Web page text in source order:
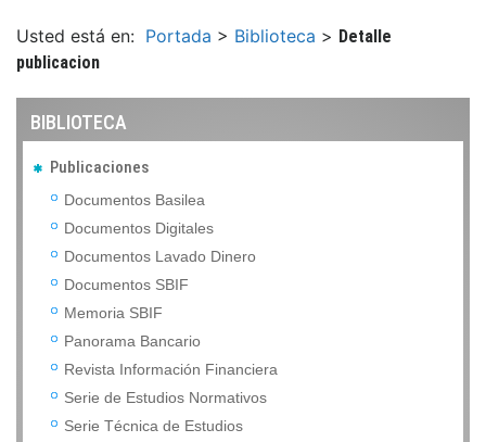
Usted está en: Portada > Biblioteca > Detalle
publicacion
BIBLIOTECA
Publicaciones
Documentos Basilea
Documentos Digitales
Documentos Lavado Dinero
Documentos SBIF
Memoria SBIF
Panorama Bancario
Revista Información Financiera
Serie de Estudios Normativos
Serie Técnica de Estudios